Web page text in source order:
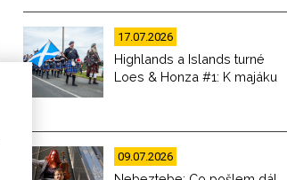
17.07.2026
Highlands a Islands turné
Loes & Honza #1: K majáku
09.07.2026